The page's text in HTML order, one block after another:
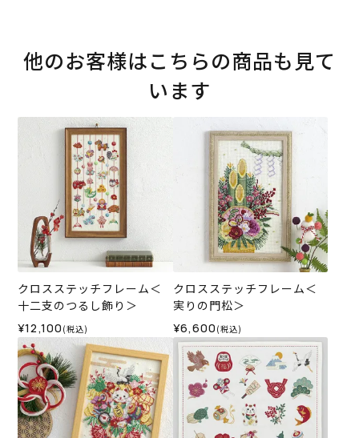
他のお客様はこちらの商品も見て
います
クロスステッチフレーム＜
十二支のつるし飾り＞
¥12,100 (税込)
クロスステッチフレーム＜
実りの門松＞
¥6,600 (税込)